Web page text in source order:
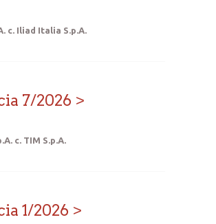
c. Iliad Italia S.p.A.
7/2026
c. TIM S.p.A.
1/2026